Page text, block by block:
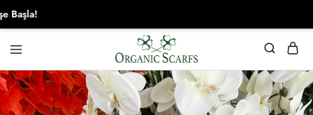
Organikscarf